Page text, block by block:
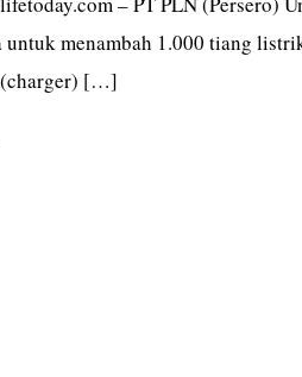
untuk menambah 1.000 tiang
(charger) […]